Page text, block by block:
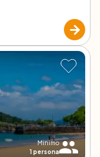
Minimo
1 persona